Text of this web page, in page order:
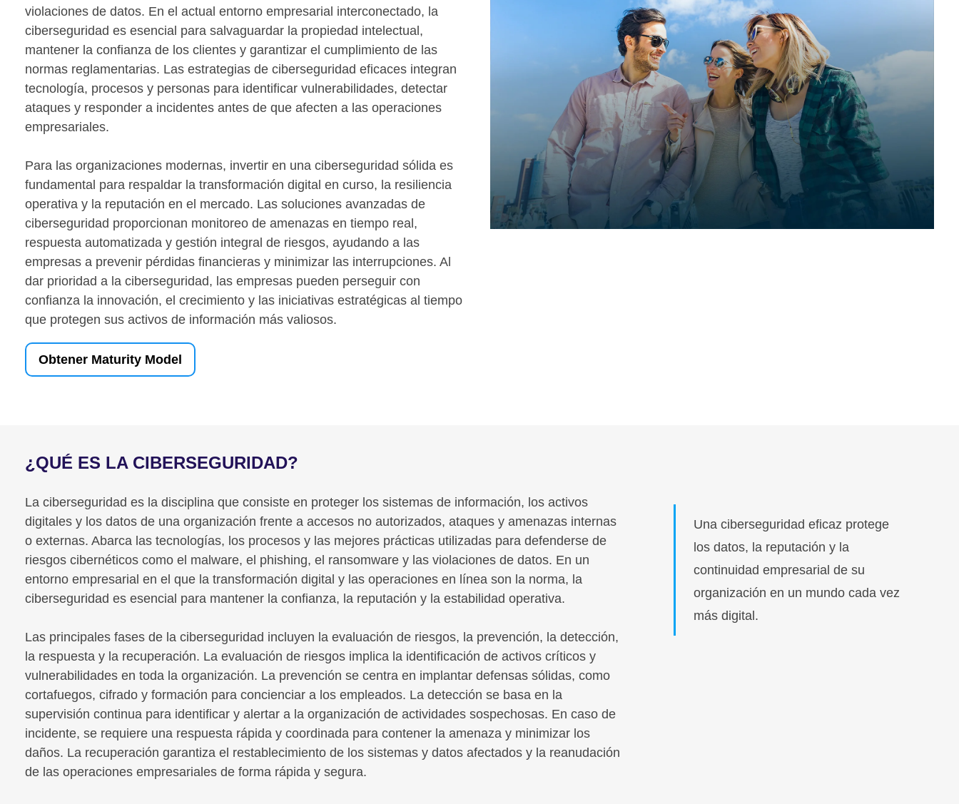
violaciones de datos. En el actual entorno empresarial interconectado, la
ciberseguridad es esencial para salvaguardar la propiedad intelectual,
mantener la confianza de los clientes y garantizar el cumplimiento de las
normas reglamentarias. Las estrategias de ciberseguridad eficaces integran
tecnología, procesos y personas para identificar vulnerabilidades, detectar
ataques y responder a incidentes antes de que afecten a las operaciones
empresariales.
Para las organizaciones modernas, invertir en una ciberseguridad sólida es
fundamental para respaldar la transformación digital en curso, la resiliencia
operativa y la reputación en el mercado. Las soluciones avanzadas de
ciberseguridad proporcionan monitoreo de amenazas en tiempo real,
respuesta automatizada y gestión integral de riesgos, ayudando a las
empresas a prevenir pérdidas financieras y minimizar las interrupciones. Al
dar prioridad a la ciberseguridad, las empresas pueden perseguir con
confianza la innovación, el crecimiento y las iniciativas estratégicas al tiempo
que protegen sus activos de información más valiosos.
Obtener Maturity Model
¿QUÉ ES LA CIBERSEGURIDAD?
La ciberseguridad es la disciplina que consiste en proteger los sistemas de información, los activos
digitales y los datos de una organización frente a accesos no autorizados, ataques y amenazas internas
o externas. Abarca las tecnologías, los procesos y las mejores prácticas utilizadas para defenderse de
riesgos cibernéticos como el malware, el phishing, el ransomware y las violaciones de datos. En un
entorno empresarial en el que la transformación digital y las operaciones en línea son la norma, la
ciberseguridad es esencial para mantener la confianza, la reputación y la estabilidad operativa.
Las principales fases de la ciberseguridad incluyen la evaluación de riesgos, la prevención, la detección,
la respuesta y la recuperación. La evaluación de riesgos implica la identificación de activos críticos y
vulnerabilidades en toda la organización. La prevención se centra en implantar defensas sólidas, como
cortafuegos, cifrado y formación para concienciar a los empleados. La detección se basa en la
supervisión continua para identificar y alertar a la organización de actividades sospechosas. En caso de
incidente, se requiere una respuesta rápida y coordinada para contener la amenaza y minimizar los
daños. La recuperación garantiza el restablecimiento de los sistemas y datos afectados y la reanudación
de las operaciones empresariales de forma rápida y segura.
Una ciberseguridad eficaz protege
los datos, la reputación y la
continuidad empresarial de su
organización en un mundo cada vez
más digital.